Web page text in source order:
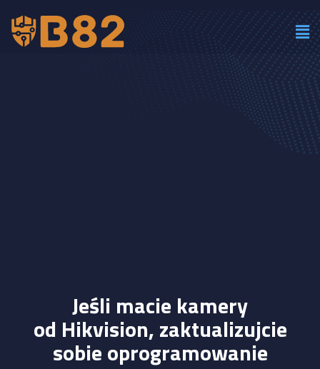
Jeśli macie kamery
od Hikvision, zaktualizujcie
sobie oprogramowanie